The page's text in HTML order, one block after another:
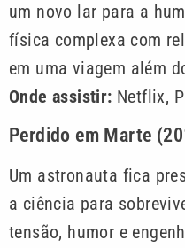
um novo lar para a
física complexa com
em uma viagem além
Onde assistir: Netflix,
Perdido em Marte
Um astronauta fica
a ciência para
tensão, humor e